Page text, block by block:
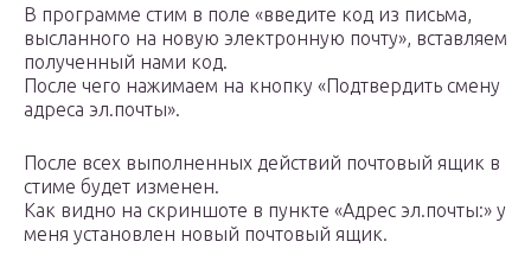
В программе стим в поле «введите код из письма,
высланного на новую электронную почту», вставляем
полученный нами код.
После чего нажимаем на кнопку «Подтвердить смену
адреса эл.почты».
После всех выполненных действий почтовый ящик в
стиме будет изменен.
Как видно на скриншоте в пункте «Адрес эл.почты:» у
меня установлен новый почтовый ящик.